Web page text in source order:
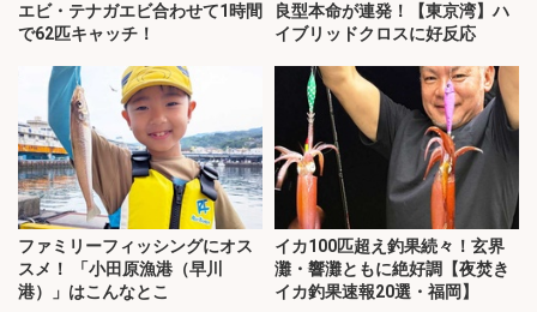
エビ・テナガエビ合わせて1時間
で62匹キャッチ！
良型本命が連発！【東京湾】ハ
イブリッドクロスに好反応
ファミリーフィッシングにオス
スメ！ 「小田原漁港（早川
港）」はこんなとこ
イカ100匹超え釣果続々！玄界
灘・響灘ともに絶好調【夜焚き
イカ釣果速報20選・福岡】